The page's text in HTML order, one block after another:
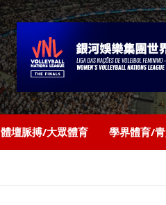
體壇脈搏/大眾體育 學界體育/